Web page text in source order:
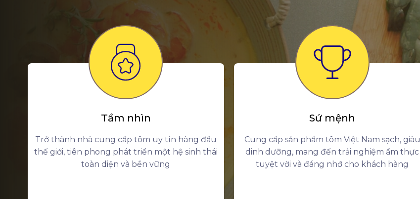
Tầm nhìn
Trở thành nhà cung cấp tôm uy tín hàng đầu
thế giới, tiên phong phát triển một hệ sinh thái
toàn diện và bền vững
Sứ mệnh
Cung cấp sản phẩm tôm Việt Nam sạch, giàu
dinh dưỡng, mang đến trải nghiệm ẩm thực
tuyệt vời và đáng nhớ cho khách hàng